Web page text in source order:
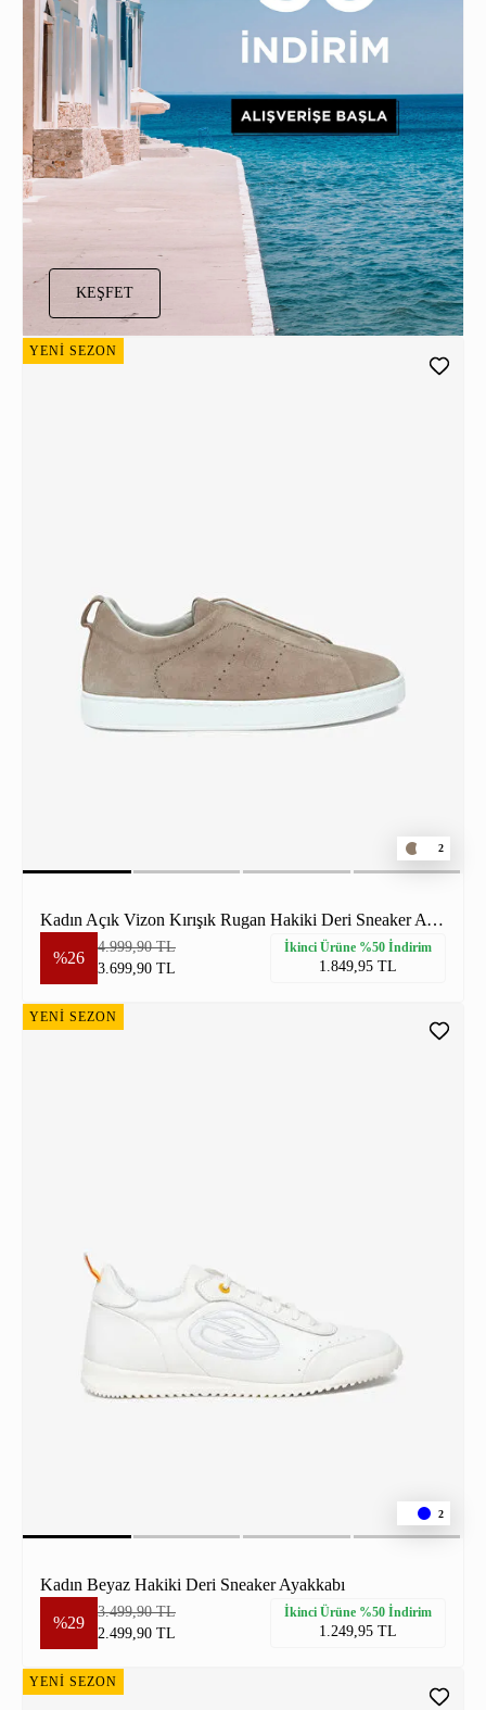
KEŞFET
YENİ SEZON
2
Kadın Açık Vizon Kırışık Rugan Hakiki Deri Sneaker Ayakkabı
%26
4.999,90 TL
3.699,90 TL
İkinci Ürüne %50 İndirim
1.849,95 TL
YENİ SEZON
2
Kadın Beyaz Hakiki Deri Sneaker Ayakkabı
%29
3.499,90 TL
2.499,90 TL
İkinci Ürüne %50 İndirim
1.249,95 TL
YENİ SEZON